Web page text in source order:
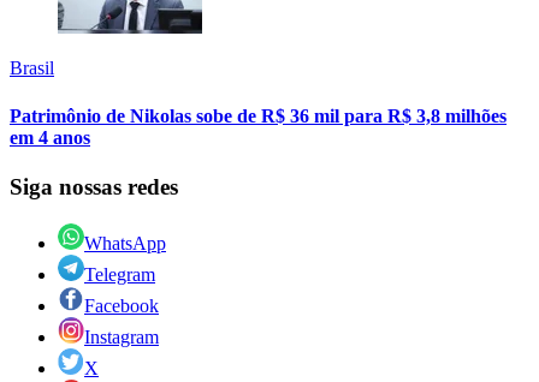
Brasil
Patrimônio de Nikolas sobe de R$ 36 mil para R$ 3,8 milhões
em 4 anos
Siga nossas redes
WhatsApp
Telegram
Facebook
Instagram
X